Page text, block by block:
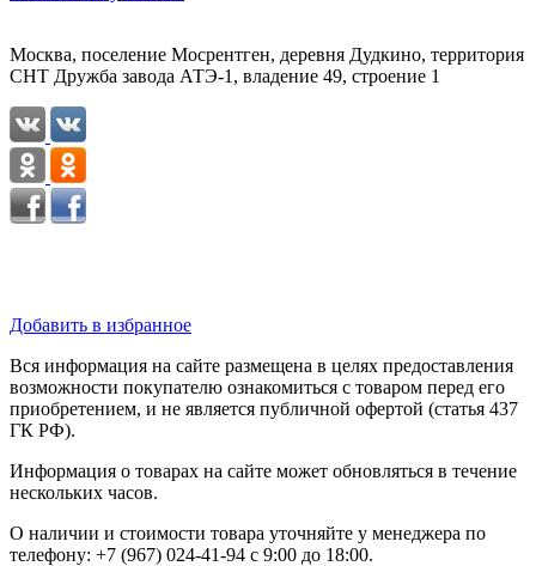
Москва, поселение Мосрентген, деревня Дудкино, территория
СНТ Дружба завода АТЭ-1, владение 49, строение 1
Добавить в избранное
Вся информация на сайте размещена в целях предоставления
возможности покупателю ознакомиться с товаром перед его
приобретением, и не является публичной офертой (статья 437
ГК РФ).
Информация о товарах на сайте может обновляться в течение
нескольких часов.
О наличии и стоимости товара уточняйте у менеджера по
телефону: +7 (967) 024-41-94 с 9:00 до 18:00.